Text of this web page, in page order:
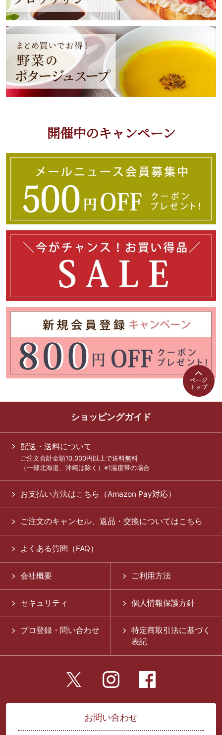
開催中のキャンペーン
ショッピングガイド
配送・送料について
ご注文合計金額10,000円以上で送料無料
（一部北海道、沖縄は除く）※1温度帯の場合
お支払い方法はこちら（Amazon Pay対応）
ご注文のキャンセル、返品・交換についてはこちら
よくある質問（FAQ）
会社概要 ご利用方法
セキュリティ 個人情報保護方針
プロ登録・問い合わせ
特定商取引法に基づく
表記
お問い合わせ